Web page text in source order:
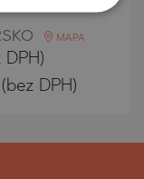
MAPA
DPH)
(bez DPH)